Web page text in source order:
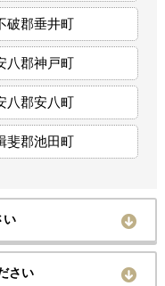
破郡垂井町
八郡神戸町
八郡安八町
斐郡池田町
い
さい